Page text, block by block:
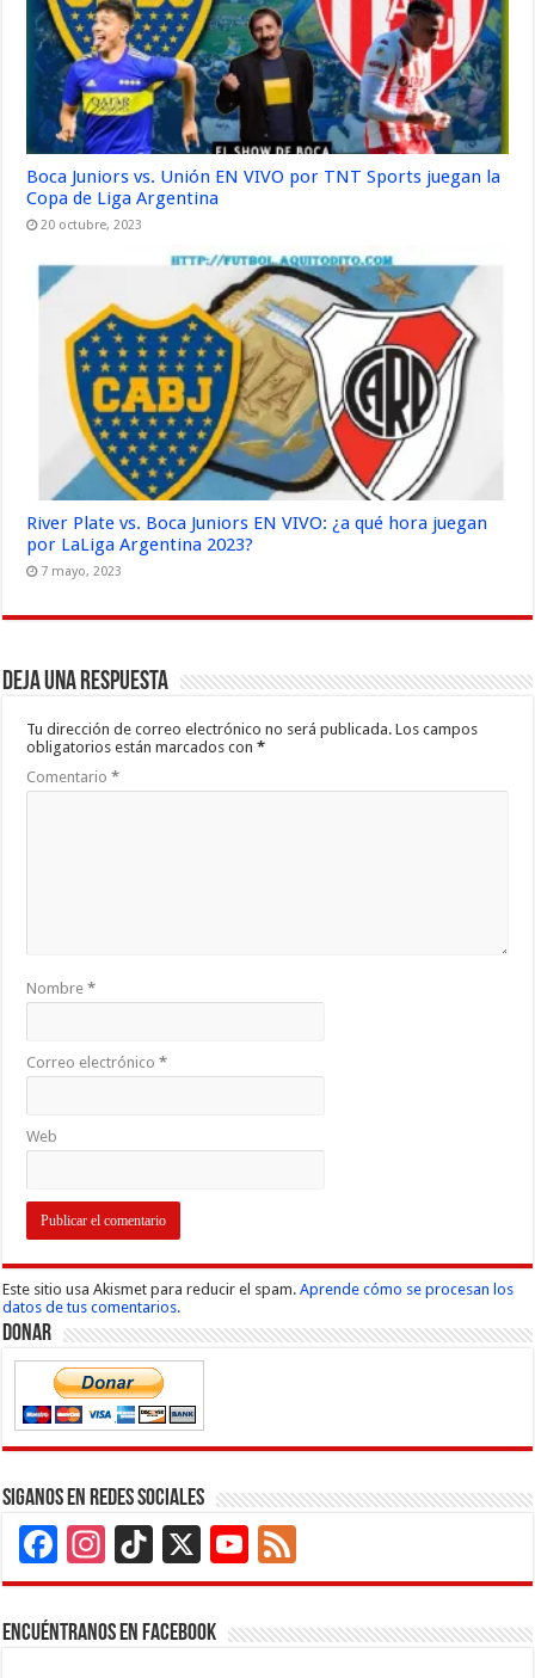
Boca Juniors vs. Unión EN VIVO por TNT Sports juegan la
Copa de Liga Argentina
20 octubre, 2023
River Plate vs. Boca Juniors EN VIVO: ¿a qué hora juegan
por LaLiga Argentina 2023?
7 mayo, 2023
Deja una respuesta
Tu dirección de correo electrónico no será publicada. Los campos
obligatorios están marcados con*
Comentario*
Nombre*
Correo electrónico*
Web
Este sitio usa Akismet para reducir el spam.Aprende cómo se procesan los
datos de tus comentarios.
Donar
Siganos en Redes Sociales
Facebook
Instagram
TikTok
X
YouTube
Channel
Encuéntranos en Facebook